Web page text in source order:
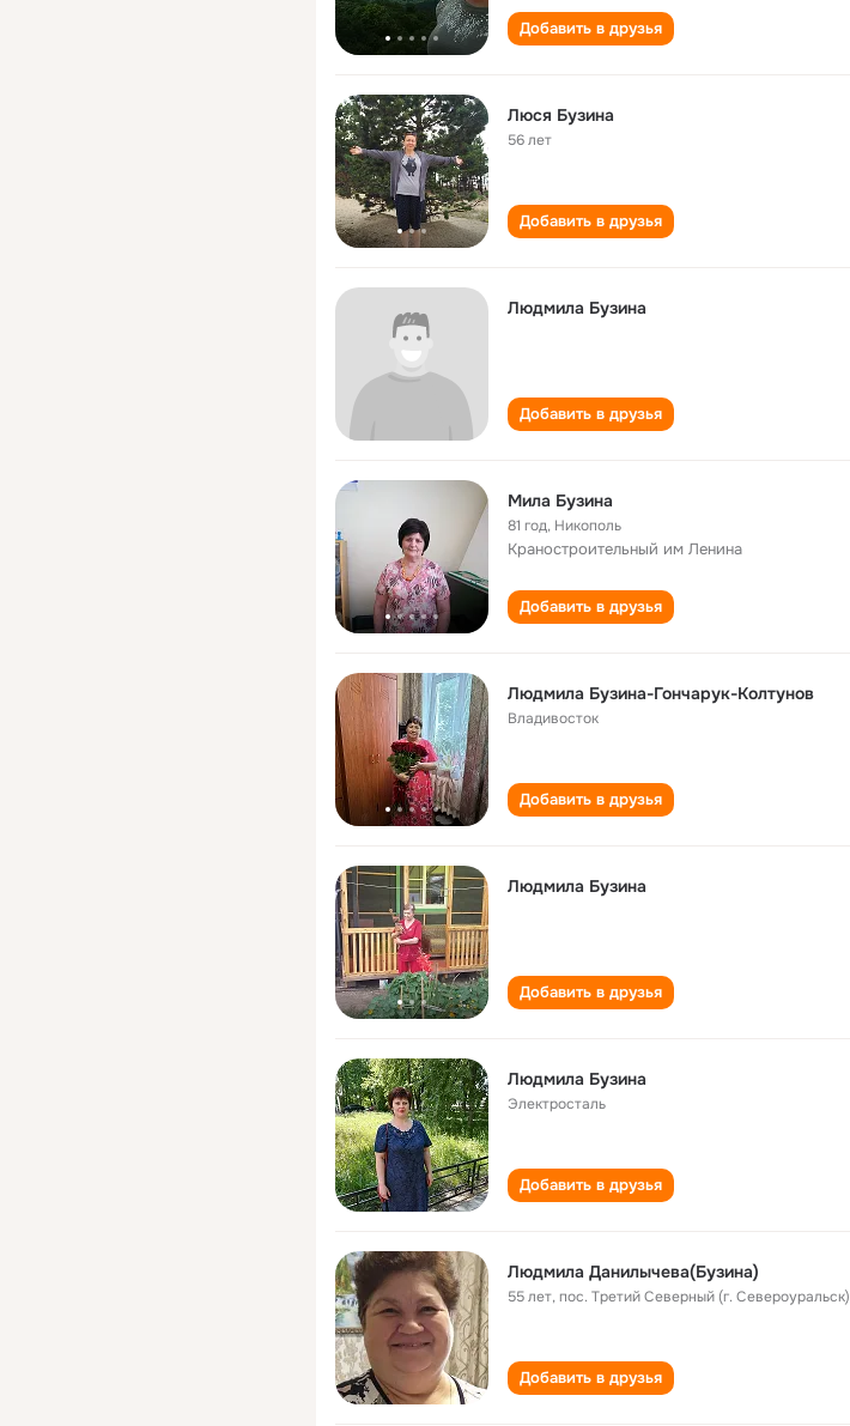
Добавить в друзья
Люся Бузина
56 лет
Добавить в друзья
Людмила Бузина
Добавить в друзья
Мила Бузина
81 год, Никополь
Краностроительный им Ленина
Добавить в друзья
Людмила Бузина-Гончарук-Колтунов
Владивосток
Добавить в друзья
Людмила Бузина
Добавить в друзья
Людмила Бузина
Электросталь
Добавить в друзья
Людмила Данилычева(Бузина)
55 лет,пос. Третий Северный (г. Североуральск)
Добавить в друзья